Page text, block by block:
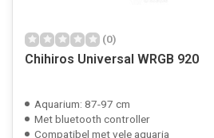
(0)
Chihiros Universal WRGB 920
Aquarium: 87-97 cm
Met bluetooth controller
Compatibel met vele aquaria